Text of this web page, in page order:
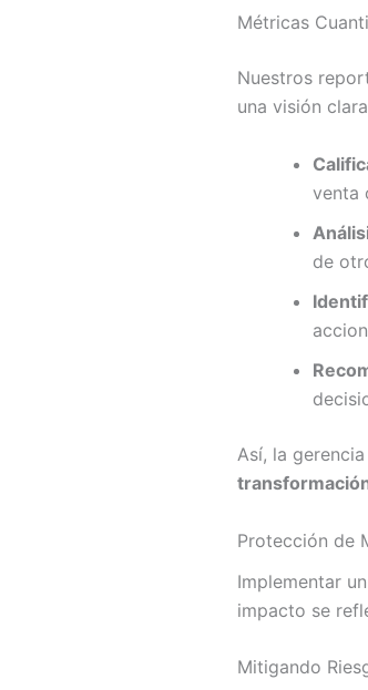
Métricas
Nuestros
una visión
venta
de
Así, la
Protección de
Implementar
impacto se
Mitigando